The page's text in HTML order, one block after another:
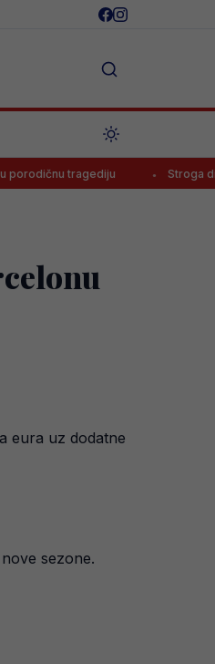
Stroga disciplina u
eura uz dodatne
sezone.